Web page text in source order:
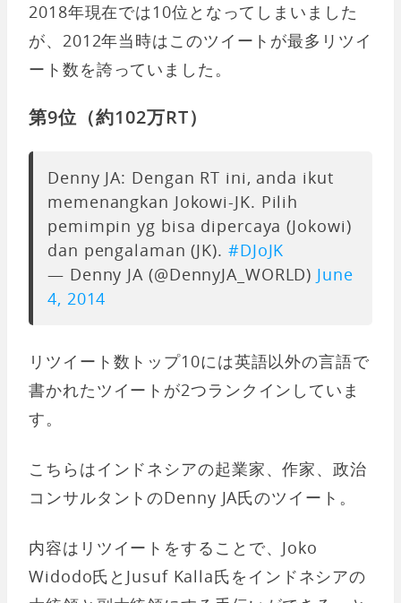
2018年現在では10位となってしまいました
が、2012年当時はこのツイートが最多リツイ
ート数を誇っていました。
第9位（約102万RT）
Denny JA: Dengan RT ini, anda ikut
memenangkan Jokowi-JK. Pilih
pemimpin yg bisa dipercaya (Jokowi)
dan pengalaman (JK). #DJoJK
— Denny JA (@DennyJA_WORLD) June
4, 2014
リツイート数トップ10には英語以外の言語で
書かれたツイートが2つランクインしていま
す。
こちらはインドネシアの起業家、作家、政治
コンサルタントのDenny JA氏のツイート。
内容はリツイートをすることで、Joko
Widodo氏とJusuf Kalla氏をインドネシアの